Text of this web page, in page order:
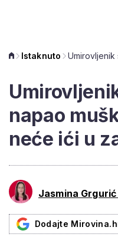
Istaknuto
napao
neće ići u
Jasmina
Dodajte